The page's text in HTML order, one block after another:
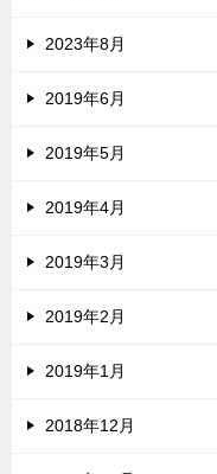
2023年8月
2019年6月
2019年5月
2019年4月
2019年3月
2019年2月
2019年1月
2018年12月